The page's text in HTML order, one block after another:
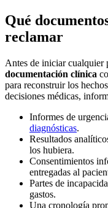
Qué
reclamar
Antes de iniciar cualquier
documentación clínica
para reconstruir los
decisiones médicas,
Informes de
diagnósticas.
Resultados
los hubiera.
Consentimientos
entregadas al
Partes de
gastos.
Una cronología